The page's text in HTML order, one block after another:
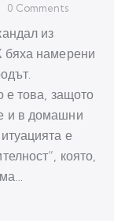
0 Comments
из
бяха намерени
е това, защото
и в домашни
е
която,